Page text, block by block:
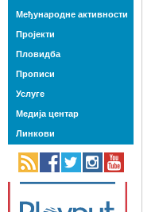
Међународне активности
Пројекти
Пловидба
Прописи
Услуге
Медија центар
Линкови